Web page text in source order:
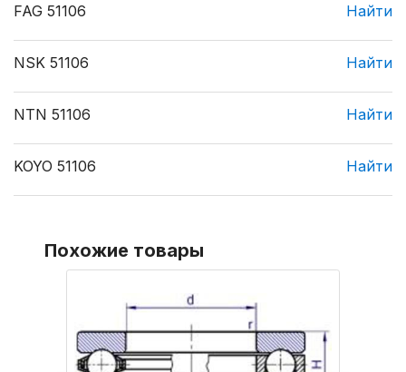
FAG 51106 Найти
NSK 51106 Найти
NTN 51106 Найти
KOYO 51106 Найти
Похожие товары